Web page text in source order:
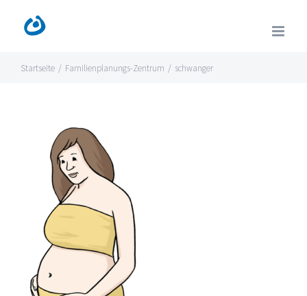
Inhalt
springen
Startseite / Familienplanungs-Zentrum / schwanger